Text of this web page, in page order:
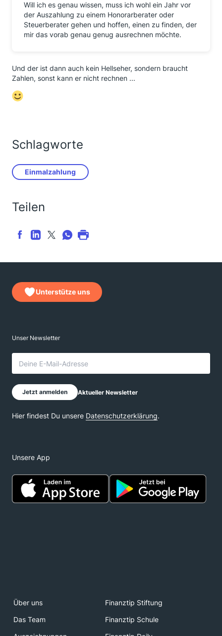
Will ich es genau wissen, muss ich wohl ein Jahr vor
der Auszahlung zu einem Honorarberater oder
Steuerberater gehen und hoffen, einen zu finden, der
mir das vorab genau genug ausrechnen möchte.
Und der ist dann auch kein Hellseher, sondern braucht
Zahlen, sonst kann er nicht rechnen ...
Schlagworte
Einmalzahlung
Teilen
Unterstütze uns
Unsere App
Über uns
Finanztip Stiftung
Das Team
Finanztip Schule